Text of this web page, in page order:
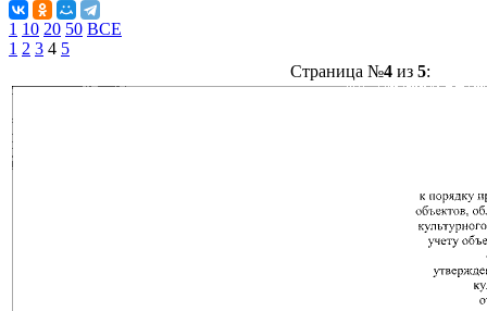
1 10 20 50 ВСЕ
1 2 3 4 5
Страница №4из 5: